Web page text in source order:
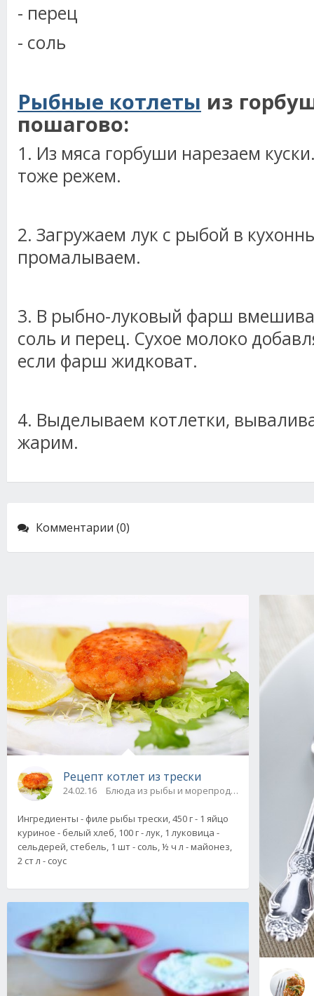
- перец
- соль
Рыбные котлеты из
пошагово:
1. Из мяса горбуши нарезаем
тоже режем.
2. Загружаем лук с рыбой в
промалываем.
3. В рыбно-луковый фарш
соль и перец. Сухое молоко
если фарш жидковат.
4. Выделываем котлетки,
жарим.
Комментарии (0)
Рецепт котлет из трески
24.02.16 Блюда из рыбы и морепродуктов
Ингредиенты - филе рыбы трески, 450 г - 1 яйцо
куриное - белый хлеб, 100 г - лук, 1 луковица -
сельдерей, стебель, 1 шт - соль, ½ ч л - майонез,
2 ст л - соус